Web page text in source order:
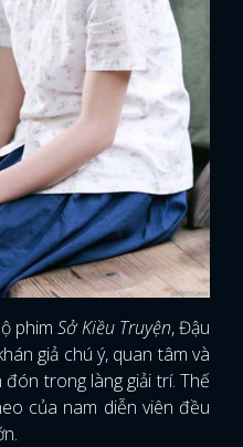
phimSở Kiều Truyện, Đậu
giả chú ý, quan tâm và
trong làng giải trí. Thế
của nam diễn viên đều